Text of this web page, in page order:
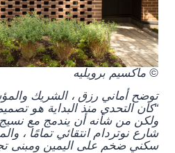
© ماكسيم برويليه
توضح أماني رزق ، الشريك
“كان التحدي منذ البداية هو
ولكن من شأنه أن يندمج مع
شارع نوتردام انتقائي تمامًا ،
سكني ضخم على اليمين ومبنى